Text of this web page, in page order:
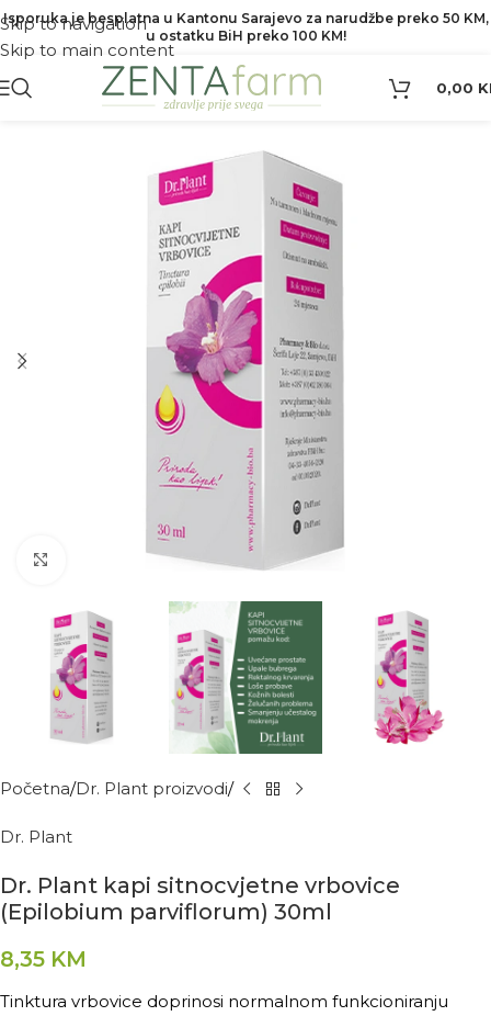
Skip to navigation
Skip to main content
Isporuka je besplatna u Kantonu Sarajevo za narudžbe preko 50 KM,
u ostatku BiH preko 100 KM!
0,00
Kliknite za povećanje
Početna Dr. Plant proizvodi
Dr. Plant
Dr. Plant kapi sitnocvjetne vrbovice
(Epilobium parviflorum) 30ml
8,35 KM
Tinktura vrbovice doprinosi normalnom funkcioniranju